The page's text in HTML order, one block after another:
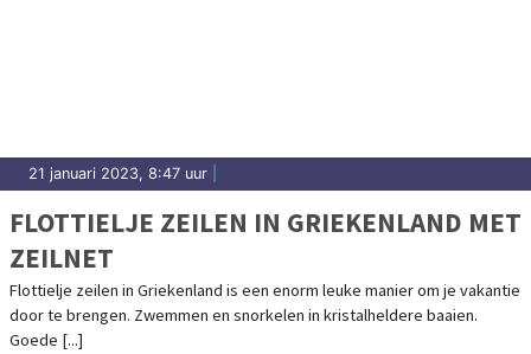
21 januari 2023, 8:47 uur
FLOTTIELJE ZEILEN IN GRIEKENLAND MET
ZEILNET
Flottielje zeilen in Griekenland is een enorm leuke manier om je vakantie
door te brengen. Zwemmen en snorkelen in kristalheldere baaien.
Goede [...]